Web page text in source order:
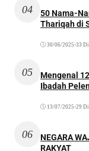
04
50 Nama-
Thariqah di
30/06/2025 •33
05
Mengenal
Ibadah
13/07/2025 •29
06
NEGARA
RAKYAT